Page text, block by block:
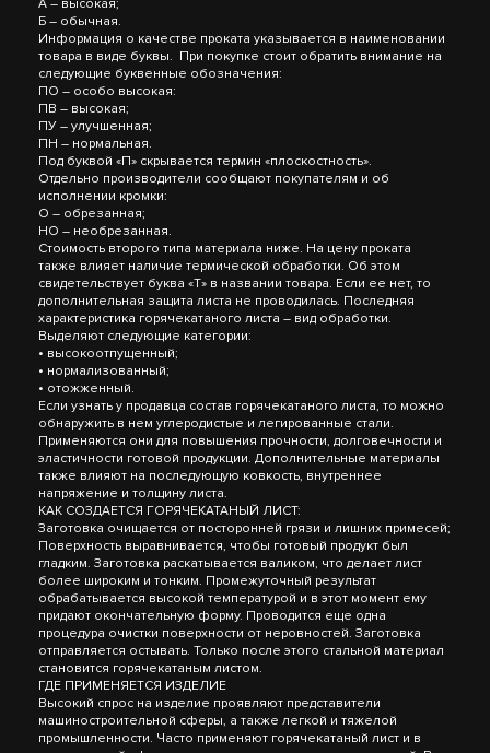
А – высокая;
Б – обычная.
Информация о качестве проката указывается в наименовании
товара в виде буквы. При покупке стоит обратить внимание на
следующие буквенные обозначения:
ПО – особо высокая:
ПВ – высокая;
ПУ – улучшенная;
ПН – нормальная.
Под буквой «П» скрывается термин «плоскостность».
Отдельно производители сообщают покупателям и об
исполнении кромки:
О – обрезанная;
НО – необрезанная.
Стоимость второго типа материала ниже. На цену проката
также влияет наличие термической обработки. Об этом
свидетельствует буква «Т» в названии товара. Если ее нет, то
дополнительная защита листа не проводилась. Последняя
характеристика горячекатаного листа – вид обработки.
Выделяют следующие категории:
• высокоотпущенный;
• нормализованный;
• отожженный.
Если узнать у продавца состав горячекатаного листа, то можно
обнаружить в нем углеродистые и легированные стали.
Применяются они для повышения прочности, долговечности и
эластичности готовой продукции. Дополнительные материалы
также влияют на последующую ковкость, внутреннее
напряжение и толщину листа.
КАК СОЗДАЕТСЯ ГОРЯЧЕКАТАНЫЙ ЛИСТ:
Заготовка очищается от посторонней грязи и лишних примесей;
Поверхность выравнивается, чтобы готовый продукт был
гладким. Заготовка раскатывается валиком, что делает лист
более широким и тонким. Промежуточный результат
обрабатывается высокой температурой и в этот момент ему
придают окончательную форму. Проводится еще одна
процедура очистки поверхности от неровностей. Заготовка
отправляется остывать. Только после этого стальной материал
становится горячекатаным листом.
ГДЕ ПРИМЕНЯЕТСЯ ИЗДЕЛИЕ
Высокий спрос на изделие проявляют представители
машиностроительной сферы, а также легкой и тяжелой
промышленности. Часто применяют горячекатаный лист и в